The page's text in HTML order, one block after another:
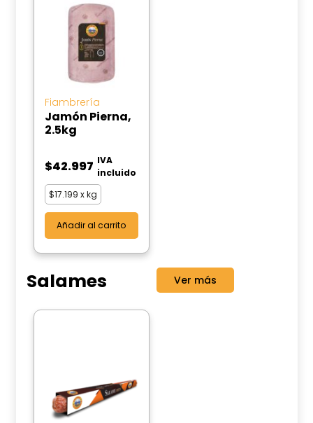
Fiambrería
Jamón Pierna,
2.5kg
$42.997 IVA
incluido
$17.199 x kg
Añadir al carrito
Salames Ver más